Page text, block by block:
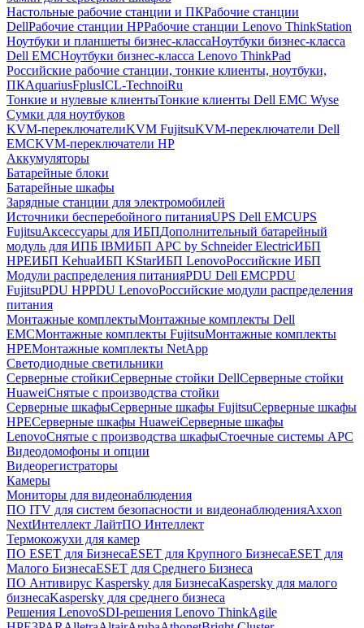
Настольные рабочие станции и ПКРабочие станции
DellРабочие станции HPРабочие станции Lenovo ThinkStation
Ноутбуки и планшеты бизнес-классаНоутбуки бизнес-класса
Dell EMCНоутбуки бизнес-класса Lenovo ThinkPad
Российские рабочие станции, тонкие клиенты, ноутбуки,
ПКAquariusFplusICL-TechnoiRu
Тонкие и нулевые клиентыТонкие клиенты Dell EMC Wyse
Сумки для ноутбуков
KVM-переключателиKVM FujitsuKVM-переключатели Dell
EMCKVM-переключатели HP
Аккумуляторы
Батарейные блоки
Батарейные шкафы
Зарядные станции для электромобилей
Источники бесперебойного питанияUPS Dell EMCUPS
FujitsuАксессуары для ИБПДополнительный батарейный
модуль для ИПБ IBMИБП APC by Schneider ElectricИБП
HPEИБП KehuaИБП KStarИБП LenovoРоссийские ИБП
Модули распределения питанияPDU Dell EMCPDU
FujitsuPDU HPPDU LenovoРоссийские модули распределения
питания
Монтажные комплектыМонтажные комплекты Dell
EMCМонтажные комплекты FujitsuМонтажные комплекты
HPEМонтажные комплекты NetApp
Светодиодные светильники
Серверные стойкиСерверные стойки DellСерверные стойки
HuaweiСнятые с производства стойки
Серверные шкафыСерверные шкафы FujitsuСерверные шкафы
HPEСерверные шкафы HuaweiСерверные шкафы
LenovoСнятые с производства шкафыСтоечные системы APC
Видеодомофоны и опции
Видеорегистраторы
Камеры
Мониторы для видеонаблюдения
ПО ITV для систем безопасности и видеонаблюденияAxxon
NextИнтеллект ЛайтПО Интеллект
Термокожухи для камер
ПО ESET для БизнесаESET для Крупного БизнесаESET для
Малого БизнесаESET для Среднего Бизнеса
ПО Антивирус Kaspersky для БизнесаKaspersky для малого
бизнесаKaspersky для среднего бизнеса
Решения LenovoSDI-решения Lenovo ThinkAgile